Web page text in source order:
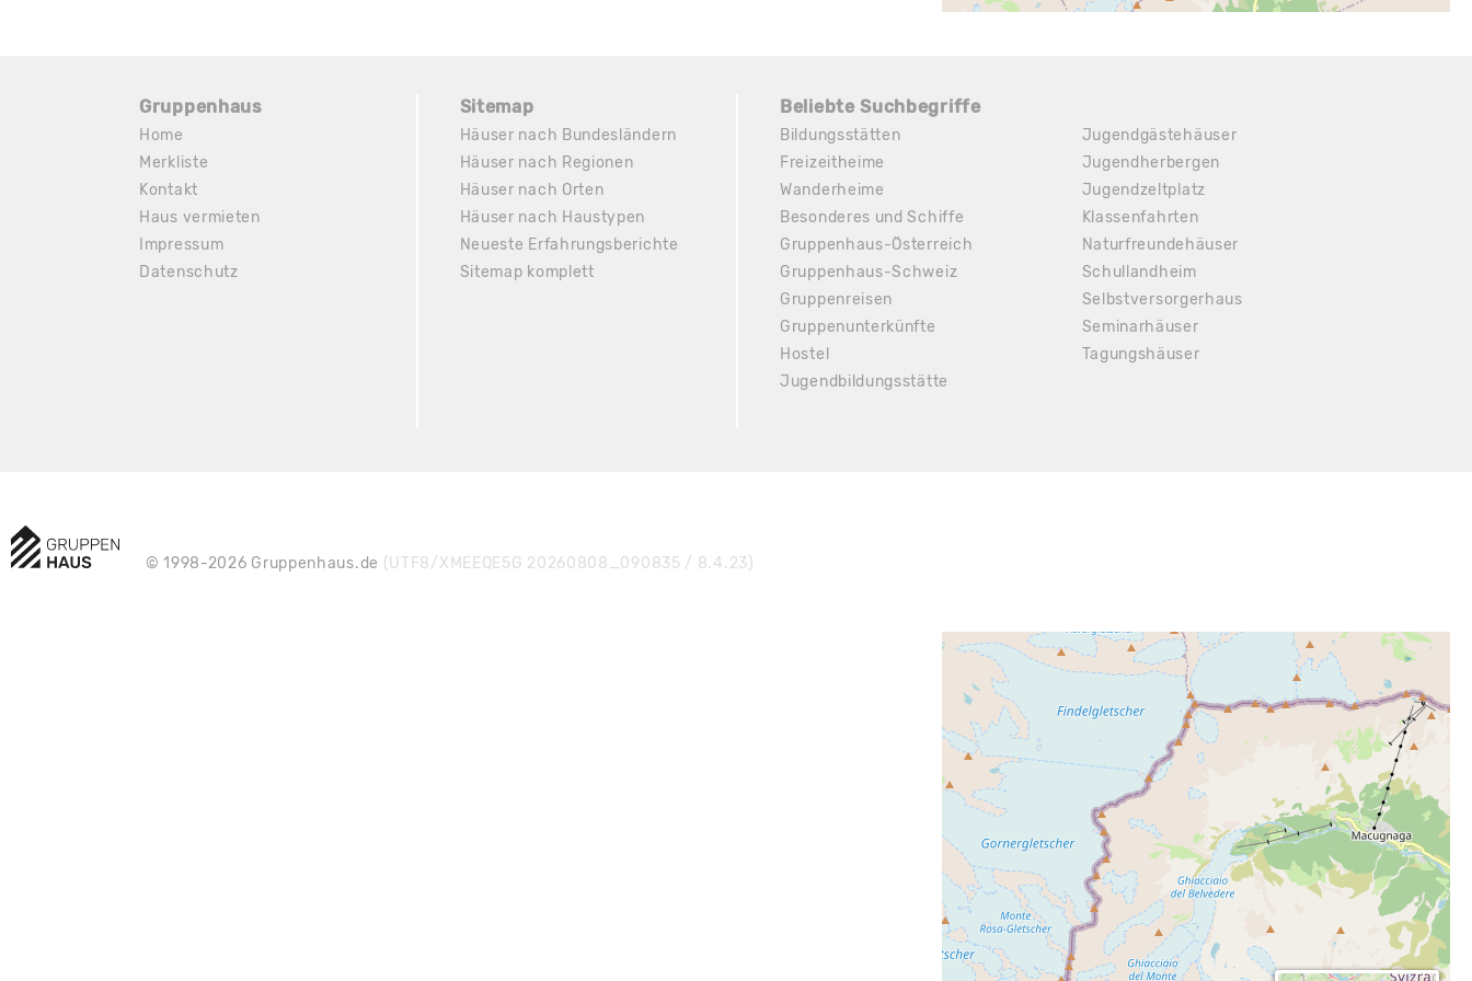
Gruppenhaus
Home
Merkliste
Kontakt
Haus vermieten
Impressum
Datenschutz
Sitemap
Häuser nach Bundesländern
Häuser nach Regionen
Häuser nach Orten
Häuser nach Haustypen
Neueste Erfahrungsberichte
Sitemap komplett
Beliebte Suchbegriffe
Bildungsstätten
Freizeitheime
Wanderheime
Besonderes und Schiffe
Gruppenhaus-Österreich
Gruppenhaus-Schweiz
Gruppenreisen
Gruppenunterkünfte
Hostel
Jugendbildungsstätte
Jugendgästehäuser
Jugendherbergen
Jugendzeltplatz
Klassenfahrten
Naturfreundehäuser
Schullandheim
Selbstversorgerhaus
Seminarhäuser
Tagungshäuser
© 1998-2026 Gruppenhaus.de (UTF8/XMEEQE5G 20260808_090835 / 8.4.23)